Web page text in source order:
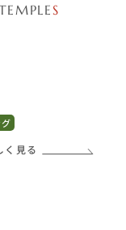
S
く見る